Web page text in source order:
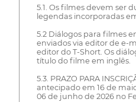
5.1. Os filmes devem ser
legendas incorporadas
5.2 Diálogos para filmes
enviados via editor de e-
editor do T-Short. Os
título do filme em inglês.
5.3. PRAZO PARA
antecipado em 16 de
06 de junho de 2026 no